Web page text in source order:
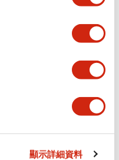
顯示詳細資料